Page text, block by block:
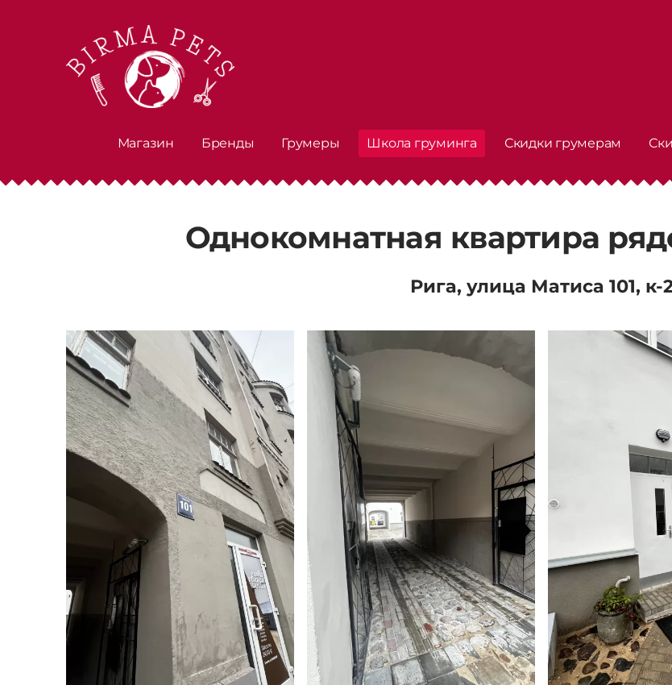
Магазин Бренды Грумеры Школа груминга Скидки грумерам
Однокомнатная квартира
Рига, улица Матиса 101, к-